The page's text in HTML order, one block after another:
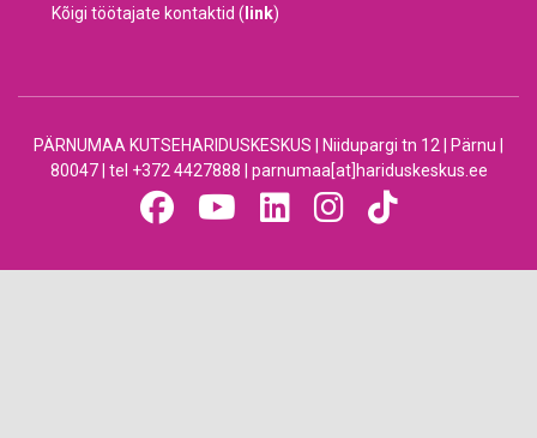
Kõigi töötajate kontaktid ( link)
PÄRNUMAA KUTSEHARIDUSKESKUS | Niidupargi tn 12 | Pärnu |
80047 | tel +372 4427888 | parnumaa[at]hariduskeskus.ee